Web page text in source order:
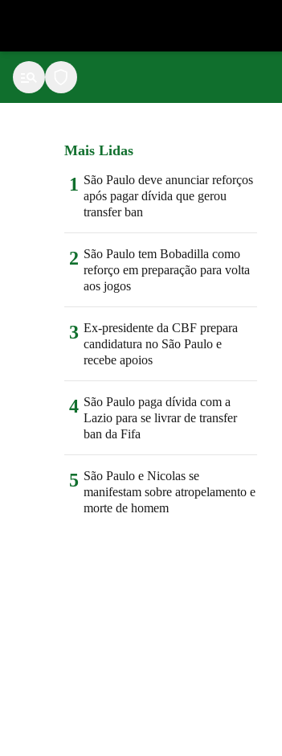
Mais Lidas
1 São Paulo deve anunciar reforços
após pagar dívida que gerou
transfer ban
2 São Paulo tem Bobadilla como
reforço em preparação para volta
aos jogos
3 Ex-presidente da CBF prepara
candidatura no São Paulo e
recebe apoios
4 São Paulo paga dívida com a
Lazio para se livrar de transfer
ban da Fifa
5 São Paulo e Nicolas se
manifestam sobre atropelamento e
morte de homem